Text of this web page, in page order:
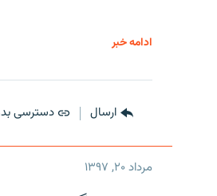
ادامه خبر
ارسال دسترسی
مرداد ۲۰, ۱۳۹۷